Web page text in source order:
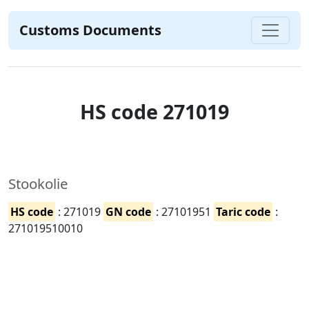
Customs Documents
HS code 271019
Stookolie
HS code : 271019 GN code : 27101951 Taric code :
271019510010